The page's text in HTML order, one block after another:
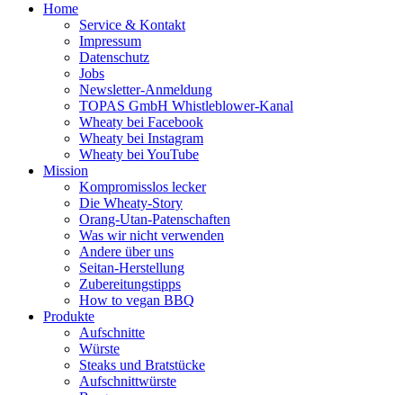
Home
Service & Kontakt
Impressum
Datenschutz
Jobs
Newsletter-Anmeldung
TOPAS GmbH Whistleblower-Kanal
Wheaty bei Facebook
Wheaty bei Instagram
Wheaty bei YouTube
Mission
Kompromisslos lecker
Die Wheaty-Story
Orang-Utan-Patenschaften
Was wir nicht verwenden
Andere über uns
Seitan-Herstellung
Zubereitungstipps
How to vegan BBQ
Produkte
Aufschnitte
Würste
Steaks und Bratstücke
Aufschnittwürste